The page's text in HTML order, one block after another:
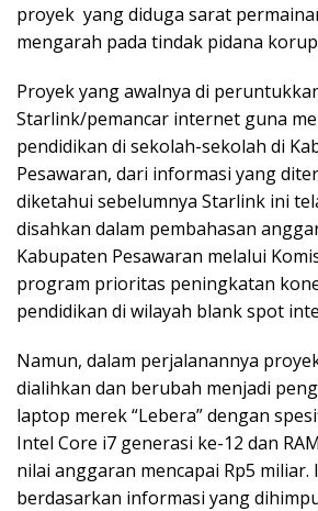
proyek yang diduga sarat
mengarah pada tindak pidana
Proyek yang awalnya di
Starlink/pemancar internet guna
pendidikan di sekolah-sekolah di
Pesawaran, dari informasi yang
diketahui sebelumnya Starlink ini
disahkan dalam pembahasan
Kabupaten Pesawaran melalui
program prioritas peningkatan
pendidikan di wilayah blank spot
Namun, dalam perjalanannya
dialihkan dan berubah menjadi
laptop merek “Lebera” dengan
Intel Core i7 generasi ke-12 dan
nilai anggaran mencapai Rp5 miliar.
berdasarkan informasi yang